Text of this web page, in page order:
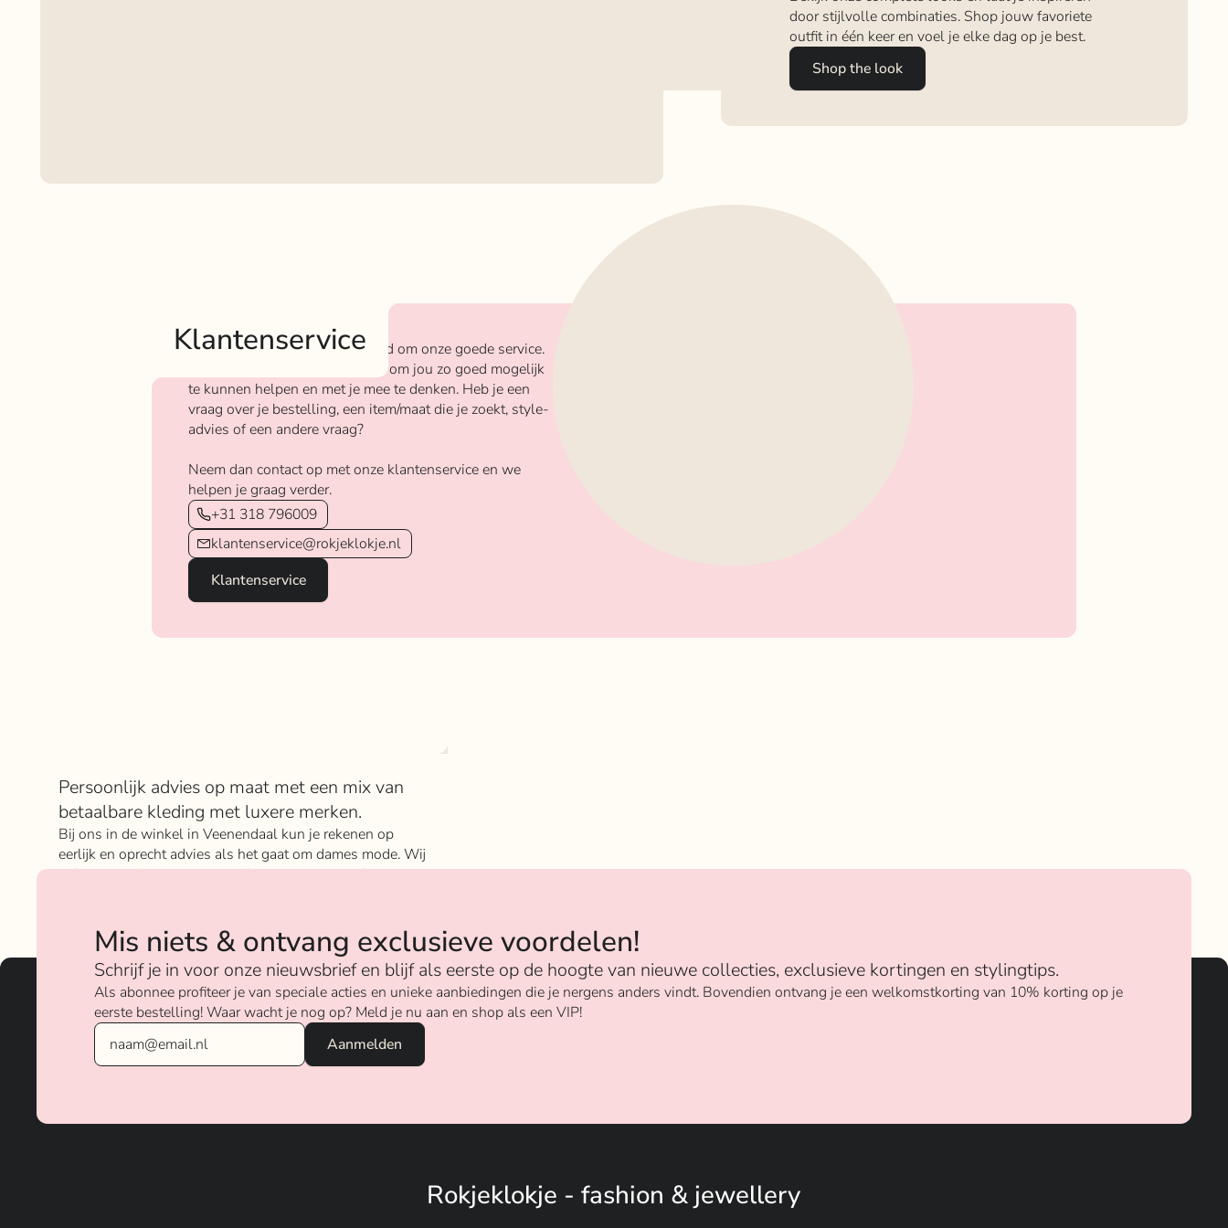
door stijlvolle combinaties. Shop jouw favoriete
outfit in één keer en voel je elke dag op je best.
Shop the look
Klantenservice
Bij Rokjeklokje staan we bekend om onze goede service.
We vinden het super belangrijk om jou zo goed mogelijk
te kunnen helpen en met je mee te denken. Heb je een
vraag over je bestelling, een item/maat die je zoekt, style-
advies of een andere vraag?
Neem dan contact op met onze klantenservice en we
helpen je graag verder.
+31 318 796009
klantenservice@rokjeklokje.nl
Klantenservice
Over Rokje Klokje
Persoonlijk advies op maat met een mix van
betaalbare kleding met luxere merken.
Bij ons in de winkel in Veenendaal kun je rekenen op
eerlijk en oprecht advies als het gaat om dames mode. Wij
geloven sterk in ons concept; het mixen en matchen van
Over ons
Mis niets & ontvang exclusieve voordelen!
Schrijf je in voor onze nieuwsbrief en blijf als eerste op de hoogte van nieuwe collecties, exclusieve kortingen en stylingtips.
Als abonnee profiteer je van speciale acties en unieke aanbiedingen die je nergens anders vindt. Bovendien ontvang je een welkomstkorting van 10% korting op je
eerste bestelling! Waar wacht je nog op? Meld je nu aan en shop als een VIP!
Rokjeklokje - fashion & jewellery